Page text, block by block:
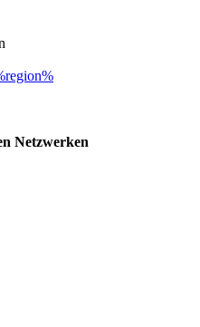
Netzwerken